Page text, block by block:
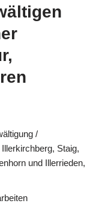
/
Staig,
und Illerrieden,